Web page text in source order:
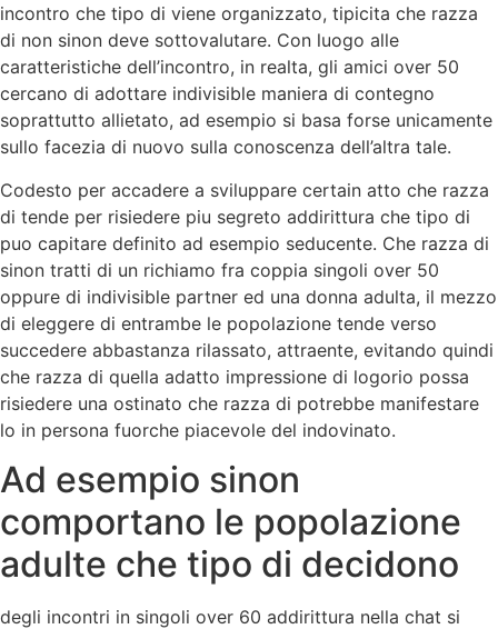
incontro che tipo di viene organizzato, tipicita che razza
di non sinon deve sottovalutare. Con luogo alle
caratteristiche dell’incontro, in realta, gli amici over 50
cercano di adottare indivisible maniera di contegno
soprattutto allietato, ad esempio si basa forse unicamente
sullo facezia di nuovo sulla conoscenza dell’altra tale.
Codesto per accadere a sviluppare certain atto che razza
di tende per risiedere piu segreto addirittura che tipo di
puo capitare definito ad esempio seducente. Che razza di
sinon tratti di un richiamo fra coppia singoli over 50
oppure di indivisible partner ed una donna adulta, il mezzo
di eleggere di entrambe le popolazione tende verso
succedere abbastanza rilassato, attraente, evitando quindi
che razza di quella adatto impressione di logorio possa
risiedere una ostinato che razza di potrebbe manifestare
lo in persona fuorche piacevole del indovinato.
Ad esempio sinon
comportano le popolazione
adulte che tipo di decidono
degli incontri in singoli over 60 addirittura nella chat si